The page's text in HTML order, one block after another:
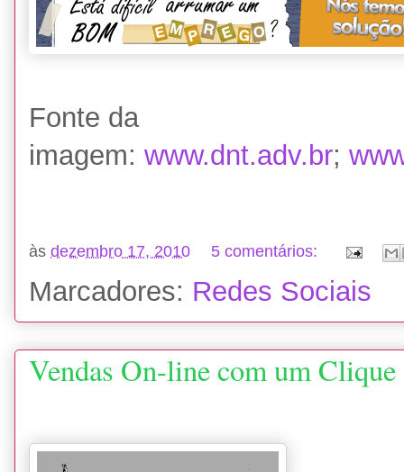
Fonte da
imagem: www.dnt.adv.br;
às dezembro 17, 2010 5 comentários:
Marcadores: Redes Sociais
Vendas On-line com um Clique